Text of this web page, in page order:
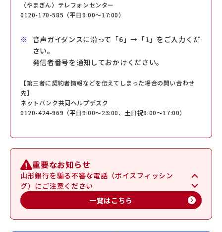
〈やまぎん〉テレフォンセンター
0120-170-585（平日9:00～17:00）
音声ガイダンスに沿って「6」→「1」をご入力くだ
さい。
発信者番号を通知しておかけください。
【第三者に契約者情報などを伝えてしまった場合の問い合わせ
先】
ネットバンク共同ヘルプデスク
0120-424-969（平日9:00～23:00、土日祝9:00～17:00）
重要なお知らせ
山形銀行を騙る不審な電話（ボイスフィッシン
グ）にご注意ください
一覧はこちら